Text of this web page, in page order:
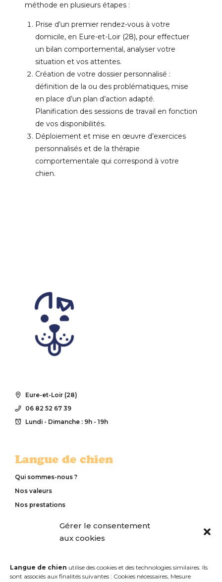
Gérer le consentement
aux cookies
Langue de chien utilise des cookies et des technologies similaires. Ils
sont associés aux finalités suivantes : Cookies nécessaires, Mesure
méthode en plusieurs étapes :
Prise d’un premier rendez-vous à votre
domicile, en Eure-et-Loir (28), pour effectuer
un bilan comportemental, analyser votre
situation et vos attentes.
Création de votre dossier personnalisé :
définition de la ou des problématiques, mise
en place d’un plan d’action adapté.
Planification des sessions de travail en fonction
de vos disponibilités.
Déploiement et mise en œuvre d’exercices
personnalisés et de la thérapie
comportementale qui correspond à votre
chien.
Eure-et-Loir (28)
06 82 52 67 39
Lundi - Dimanche : 9h - 19h
Langue de chien
Qui sommes-nous ?
Nos valeurs
Nos prestations